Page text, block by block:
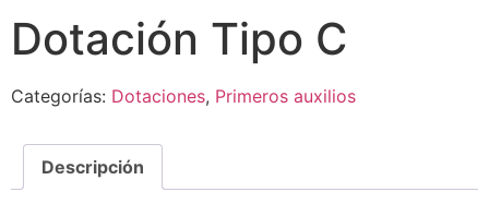
Dotación Tipo C
Categorías: Dotaciones, Primeros auxilios
Descripción